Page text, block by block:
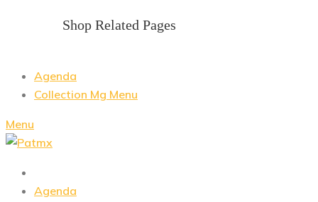
Shop Related Pages
Agenda
Collection Mg Menu
Menu
Agenda